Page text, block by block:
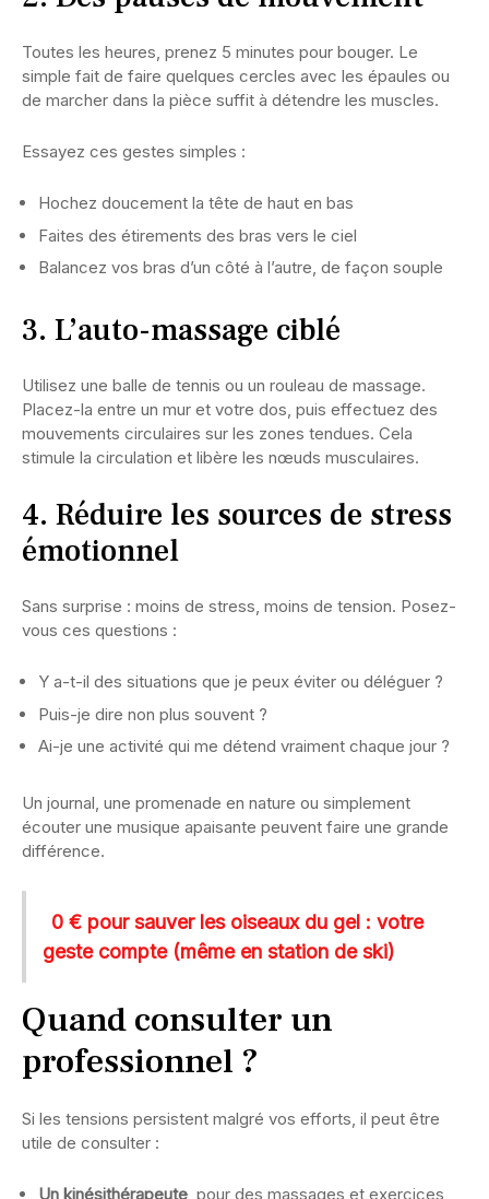
Toutes les heures, prenez 5 minutes pour bouger. Le
simple fait de faire quelques cercles avec les épaules ou
de marcher dans la pièce suffit à détendre les muscles.
Essayez ces gestes simples :
Hochez doucement la tête de haut en bas
Faites des étirements des bras vers le ciel
Balancez vos bras d’un côté à l’autre, de façon souple
3. L’auto-massage ciblé
Utilisez une balle de tennis ou un rouleau de massage.
Placez-la entre un mur et votre dos, puis effectuez des
mouvements circulaires sur les zones tendues. Cela
stimule la circulation et libère les nœuds musculaires.
4. Réduire les sources de stress
émotionnel
Sans surprise : moins de stress, moins de tension. Posez-
vous ces questions :
Y a-t-il des situations que je peux éviter ou déléguer ?
Puis-je dire non plus souvent ?
Ai-je une activité qui me détend vraiment chaque jour ?
Un journal, une promenade en nature ou simplement
écouter une musique apaisante peuvent faire une grande
différence.
0 € pour sauver les oiseaux du gel : votre
geste compte (même en station de ski)
Quand consulter un
professionnel ?
Si les tensions persistent malgré vos efforts, il peut être
utile de consulter :
Un kinésithérapeute , pour des massages et exercices